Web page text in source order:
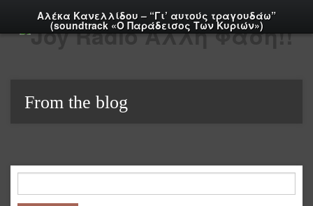
Αλέκα Κανελλίδου – “Γι’ αυτούς τραγουδάω”
(soundtrack «Ο Παράδεισος Των Κυριών»)
From the blog